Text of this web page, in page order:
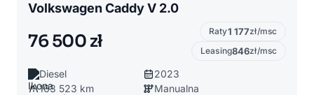
Volkswagen Caddy V 2.0
76 500 zł Raty1 177zł/msc
Leasing846zł/msc
Diesel
2023
163 523 km
Manualna